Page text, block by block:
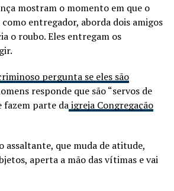
mostram o momento em que o
entregador, aborda dois amigos
o roubo. Eles entregam os
pergunta se eles são
responde que são “servos de
fazem parte daigreja Congregação
assaltante, que muda de atitude,
aperta a mão das vítimas e vai